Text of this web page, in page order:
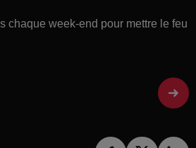
chaque week-end pour mettre le feu